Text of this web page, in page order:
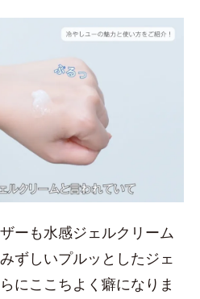
ーも水感ジェルクリーム
ずしいプルッとしたジェ
にここちよく癖になりま